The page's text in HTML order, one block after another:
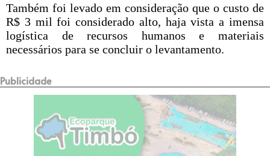
Também foi levado em consideração que o custo de
R$ 3 mil foi considerado alto, haja vista a imensa
logística de recursos humanos e materiais
necessários para se concluir o levantamento.
Publicidade